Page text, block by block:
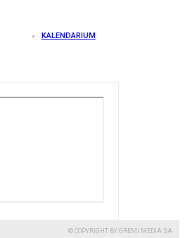
KALENDARIUM
© COPYRIGHT BY GREMI MEDIA SA